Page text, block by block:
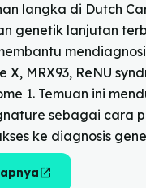
langka di Dutch
genetik lanjutan
X, MRX93, ReNU
1. Temuan ini
sebagai cara
ke diagnosis
open_in_new